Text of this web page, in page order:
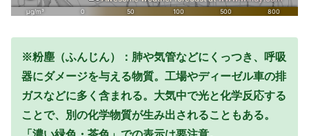
※粉塵（ふんじん）：肺や気管などにくっつき、呼吸
器にダメージを与える物質。工場やディーゼル車の排
ガスなどに多く含まれる。大気中で光と化学反応する
ことで、別の化学物質が生み出されることもある。